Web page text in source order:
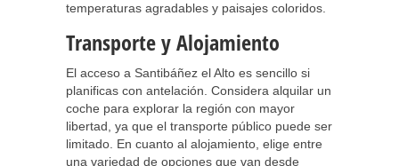
temperaturas agradables y paisajes coloridos.
Transporte y Alojamiento
El acceso a Santibáñez el Alto es sencillo si
planificas con antelación. Considera alquilar un
coche para explorar la región con mayor
libertad, ya que el transporte público puede ser
limitado. En cuanto al alojamiento, elige entre
una variedad de opciones que van desde